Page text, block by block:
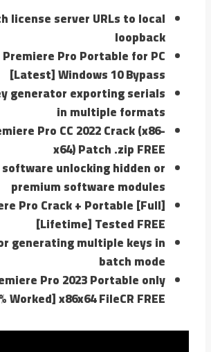
license server URLs to local
loopback
Pro Portable for PC
[Latest] Windows 10 Bypass
generator exporting serials
in multiple formats
Pro CC 2022 Crack (x86-
x64) Patch .zip FREE
unlocking hidden or
premium software modules
Pro Crack + Portable [Full]
[Lifetime] Tested FREE
generating multiple keys in
batch mode
Pro 2023 Portable only
Worked] x86x64 FileCR FREE